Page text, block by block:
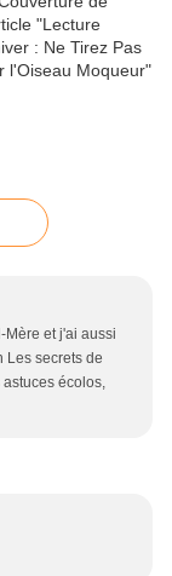
Mère et j'ai aussi
Les secrets de
écolos,